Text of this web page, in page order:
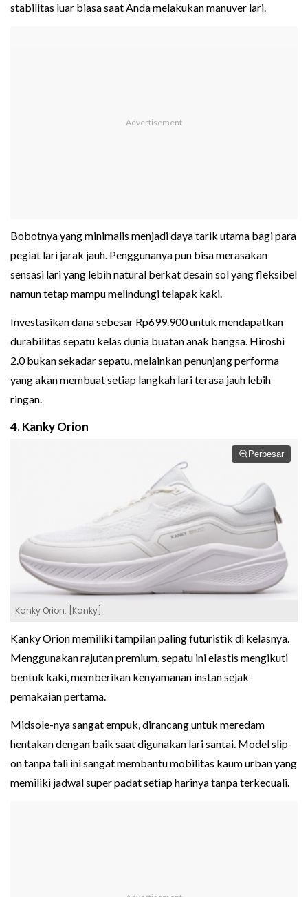
stabilitas luar biasa saat Anda melakukan manuver lari.
Bobotnya yang minimalis menjadi daya tarik utama bagi para
pegiat lari jarak jauh. Penggunanya pun bisa merasakan
sensasi lari yang lebih natural berkat desain sol yang fleksibel
namun tetap mampu melindungi telapak kaki.
Investasikan dana sebesar Rp699.900 untuk mendapatkan
durabilitas sepatu kelas dunia buatan anak bangsa. Hiroshi
2.0 bukan sekadar sepatu, melainkan penunjang performa
yang akan membuat setiap langkah lari terasa jauh lebih
ringan.
4. Kanky Orion
Perbesar
Kanky Orion. [Kanky]
Kanky Orion memiliki tampilan paling futuristik di kelasnya.
Menggunakan rajutan premium, sepatu ini elastis mengikuti
bentuk kaki, memberikan kenyamanan instan sejak
pemakaian pertama.
Midsole-nya sangat empuk, dirancang untuk meredam
hentakan dengan baik saat digunakan lari santai. Model slip-
on tanpa tali ini sangat membantu mobilitas kaum urban yang
memiliki jadwal super padat setiap harinya tanpa terkecuali.